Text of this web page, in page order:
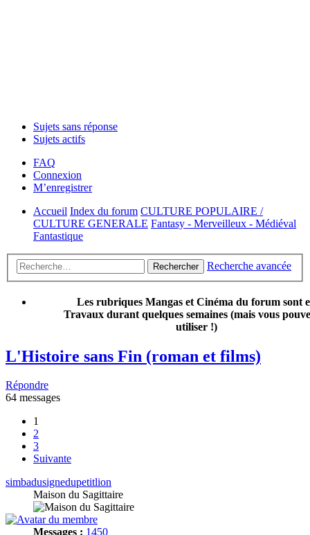
Sujets sans réponse
Sujets actifs
FAQ
Connexion
M’enregistrer
Accueil Index du forum CULTURE POPULAIRE /
CULTURE GENERALE Fantasy - Merveilleux - Médiéval
Fantastique
Rechercher Recherche avancée
Les rubriques Mangas et Cinéma du forum sont
Travaux durant quelques semaines (mais vous
utiliser !)
L'Histoire sans Fin (roman et films)
Répondre
64 messages
1
2
3
Suivante
simbadusignedupetitlion
Maison du Sagittaire
Messages : 1450